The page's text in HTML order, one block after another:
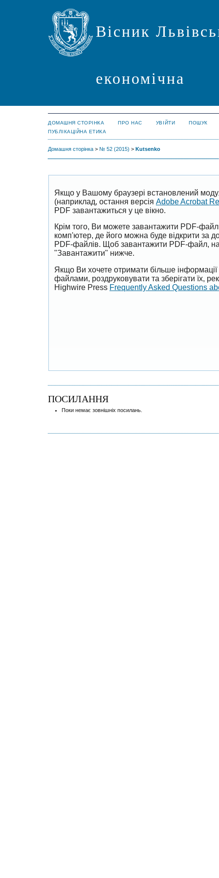
Вісник
економічна
ДОМАШНЯ СТОРІНКА ПРО НАС УВІЙТИ
ПОШУК
ПУБЛІКАЦІЙНА ЕТИКА
Домашня сторінка > № 52 (2015) > Kutsenko
Якщо у Вашому браузері встановлений
(наприклад, остання версія Adobe Acrobat
PDF завантажиться у це вікно.
Крім того, Ви можете завантажити PDF-
комп'ютер, де його можна буде відкрити за
PDF-файлів. Щоб завантажити PDF-файл,
"Завантажити" нижче.
Якщо Ви хочете отримати більше
файлами, роздруковувати та зберігати їх,
Highwire Press Frequently Asked Questions
ПОСИЛАННЯ
Поки немає зовнішніх посилань.